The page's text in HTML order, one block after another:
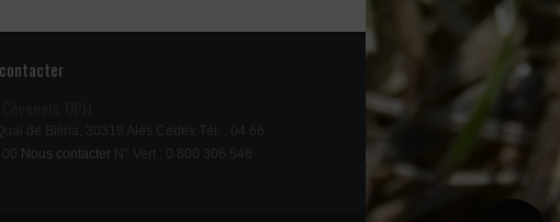
Nous contacter